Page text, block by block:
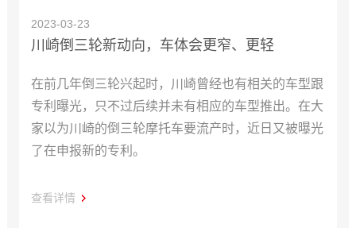
2023-03-23
川崎倒三轮新动向，车体会更窄、更轻
在前几年倒三轮兴起时，川崎曾经也有相关的车型跟
专利曝光，只不过后续并未有相应的车型推出。在大
家以为川崎的倒三轮摩托车要流产时，近日又被曝光
了在申报新的专利。
查看详情